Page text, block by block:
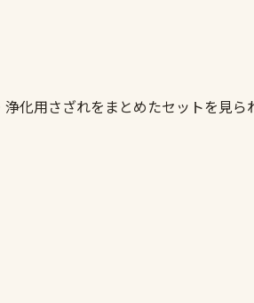
化用さざれをまとめたセットを見ら